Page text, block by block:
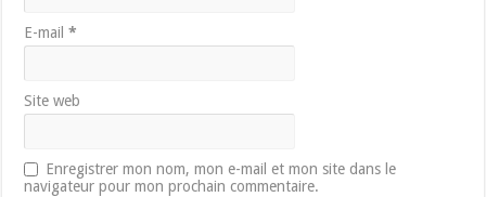
E-mail*
Site web
Enregistrer mon nom, mon e-mail et mon site dans le
navigateur pour mon prochain commentaire.